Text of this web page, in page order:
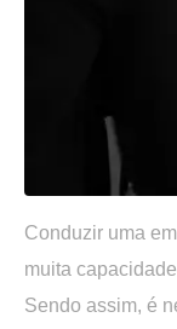
Conduzir uma
muita
Sendo assim, é